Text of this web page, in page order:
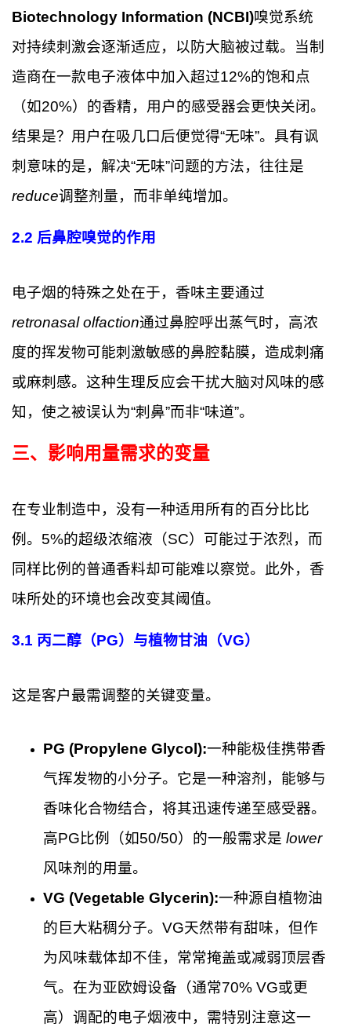
Biotechnology Information (NCBI)嗅觉系统
对持续刺激会逐渐适应，以防大脑被过载。当制
造商在一款电子液体中加入超过12%的饱和点
（如20%）的香精，用户的感受器会更快关闭。
结果是？用户在吸几口后便觉得“无味”。具有讽
刺意味的是，解决“无味”问题的方法，往往是
reduce调整剂量，而非单纯增加。
2.2 后鼻腔嗅觉的作用
电子烟的特殊之处在于，香味主要通过
retronasal olfaction通过鼻腔呼出蒸气时，高浓
度的挥发物可能刺激敏感的鼻腔黏膜，造成刺痛
或麻刺感。这种生理反应会干扰大脑对风味的感
知，使之被误认为“刺鼻”而非“味道”。
三、影响用量需求的变量
在专业制造中，没有一种适用所有的百分比比
例。5%的超级浓缩液（SC）可能过于浓烈，而
同样比例的普通香料却可能难以察觉。此外，香
味所处的环境也会改变其阈值。
3.1 丙二醇（PG）与植物甘油（VG）
这是客户最需调整的关键变量。
PG (Propylene Glycol):一种能极佳携带香
气挥发物的小分子。它是一种溶剂，能够与
香味化合物结合，将其迅速传递至感受器。
高PG比例（如50/50）的一般需求是 lower
风味剂的用量。
VG (Vegetable Glycerin):一种源自植物油
的巨大粘稠分子。VG天然带有甜味，但作
为风味载体却不佳，常常掩盖或减弱顶层香
气。在为亚欧姆设备（通常70% VG或更
高）调配的电子烟液中，需特别注意这一